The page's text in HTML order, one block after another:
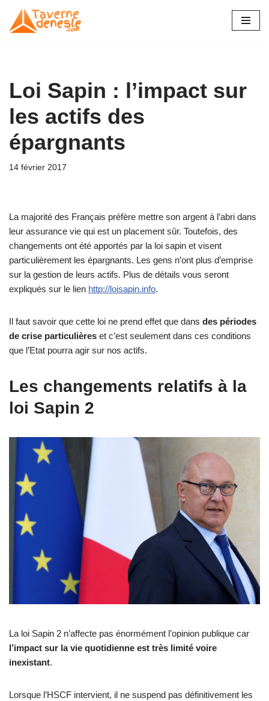
Aller
Loi Sapin : l’impact sur
les actifs des
épargnants
14 février 2017
La majorité des Français préfère mettre son argent à l’abri dans
leur assurance vie qui est un placement sûr. Toutefois, des
changements ont été apportés par la loi sapin et visent
particulièrement les épargnants. Les gens n’ont plus d’emprise
sur la gestion de leurs actifs. Plus de détails vous seront
expliqués sur le lien http://loisapin.info.
Il faut savoir que cette loi ne prend effet que dans des périodes
de crise particulières et c’est seulement dans ces conditions
que l’Etat pourra agir sur nos actifs.
Les changements relatifs à la
loi Sapin 2
La loi Sapin 2 n’affecte pas énormément l’opinion publique car
l’impact sur la vie quotidienne est très limité voire
inexistant.
Lorsque l’HSCF intervient, il ne suspend pas définitivement les